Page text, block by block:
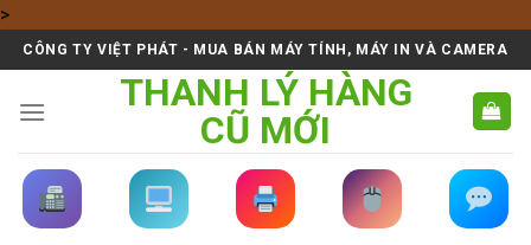
>Skip
to
content
CÔNG TY VIỆT PHÁT - MUA BÁN MÁY TÍNH, MÁY IN VÀ CAMERA
THANH LÝ HÀNG
CŨ MỚI